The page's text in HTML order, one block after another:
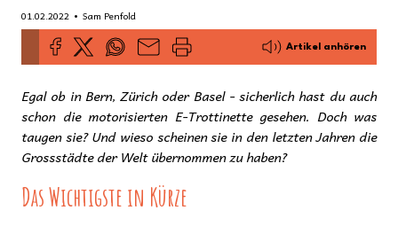
01.02.2022 • Sam Penfold
Artikel anhören
Egal ob in Bern, Zürich oder Basel - sicherlich hast du auch
schon die motorisierten E-Trottinette gesehen. Doch was
taugen sie? Und wieso scheinen sie in den letzten Jahren die
Grossstädte der Welt übernommen zu haben?
Das Wichtigste in Kürze